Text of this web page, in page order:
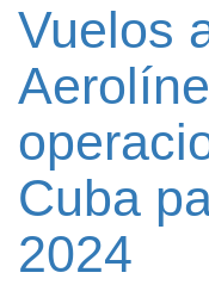
Vuelos
Cuba
2024